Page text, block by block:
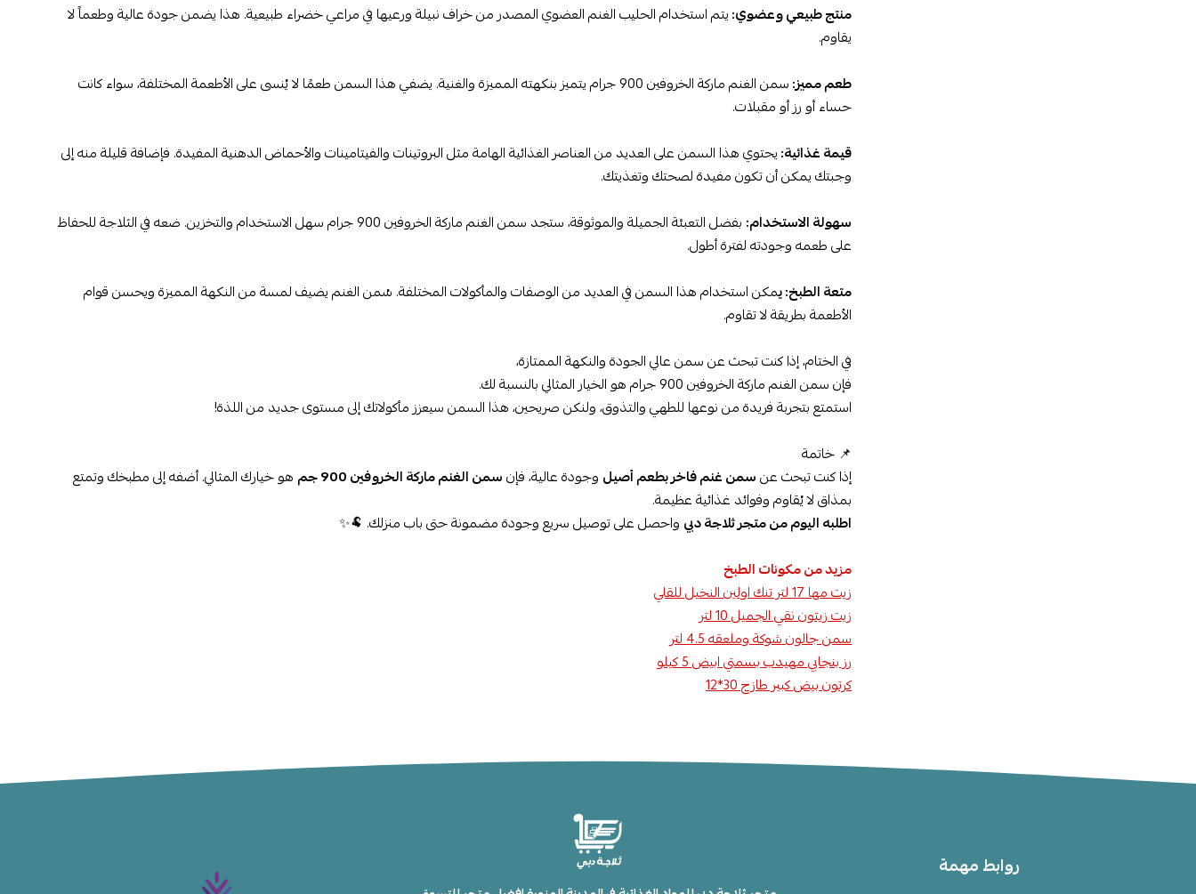
منتج طبيعي وعضوي:يتم استخدام الحليب الغنم العضوي المصدر من خراف نبيلة ورعيها في مراعي خضراء طبيعية. هذا يضمن جودة عالية وطعماً لا
يقاوم.
طعم مميز:
سمن الغنم ماركة الخروفين 900 جرام يتميز بنكهته المميزة والغنية. يضفي هذا السمن طعمًا لا يُنسى على الأطعمة المختلفة، سواء كانت
حساء أو رز أو مقبلات.
قيمة غذائية:يحتوي هذا السمن على العديد من العناصر الغذائية الهامة مثل البروتينات والفيتامينات والأحماض الدهنية المفيدة. فإضافة قليلة منه إلى
وجبتك يمكن أن تكون مفيدة لصحتك وتغذيتك.
سهولة الاستخدام:
بفضل التعبئة الجميلة والموثوقة، ستجد سمن الغنم ماركة الخروفين 900 جرام سهل الاستخدام والتخزين. ضعه في الثلاجة للحفاظ
على طعمه وجودته لفترة أطول.
متعة الطبخ: يمكن استخدام هذا السمن في العديد من الوصفات والمأكولات المختلفة. سُمن الغنم يضيف لمسة من النكهة المميزة ويحسن قوام
الأطعمة بطريقة لا تقاوم.
في الختام، إذا كنت تبحث عن سمن عالي الجودة والنكهة الممتازة،
فإن سمن الغنم ماركة الخروفين 900 جرام هو الخيار المثالي بالنسبة لك.
استمتع بتجربة فريدة من نوعها للطهي والتذوق، ولنكن صريحين، هذا السمن سيعزز مأكولاتك إلى مستوى جديد من اللذة!
📌 خاتمة
إذا كنت تبحث عنسمن غنم فاخر بطعم أصيل وجودة عالية، فإنسمن الغنم ماركة الخروفين 900 جم
هو خيارك المثالي. أضفه إلى مطبخك وتمتع
بمذاق لا يُقاوم وفوائد غذائية عظيمة.
اطلبه اليوم من متجر ثلاجة دبي واحصل على توصيل سريع وجودة مضمونة حتى باب منزلك. 🐏✨
مزيد من مكونات الطبخ
زيت مها 17 لتر تنك اولين النخيل للقلي
زيت زيتون نقي الجميل 10 لتر
سمن جالون شوكة وملعقه 4.5 لتر
رز بنجابي مهيدب بسمتي ابيض 5 كيلو
كرتون بيض كبير طازج 30*12
روابط مهمة